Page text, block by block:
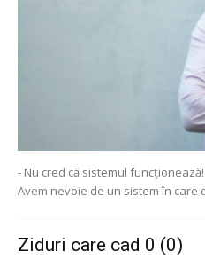
- Nu cred că sistemul
Avem nevoie de un sistem în care
Ziduri care cad 0 (0)